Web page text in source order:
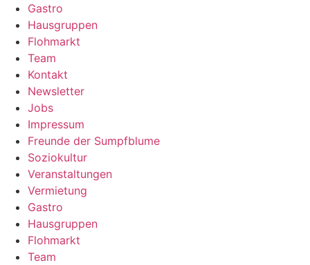
Gastro
Hausgruppen
Flohmarkt
Team
Kontakt
Newsletter
Jobs
Impressum
Freunde der Sumpfblume
Soziokultur
Veranstaltungen
Vermietung
Gastro
Hausgruppen
Flohmarkt
Team